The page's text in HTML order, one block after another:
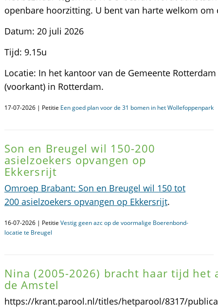
openbare hoorzitting. U bent van harte welkom
Datum: 20 juli 2026
Tijd: 9.15u
Locatie: In het kantoor van de Gemeente
(voorkant) in Rotterdam.
17-07-2026 | Petitie Een goed plan voor de 31 bomen in het Wollefoppenpark
Son en Breugel wil 150-200
asielzoekers opvangen op
Ekkersrijt
Omroep Brabant: Son en Breugel wil 150 tot
200 asielzoekers opvangen op Ekkersrijt.
16-07-2026 | Petitie Vestig geen azc op de voormalige Boerenbond-
locatie te Breugel
Nina (2005-2026) bracht haar tijd
de Amstel
https://krant.parool.nl/titles/hetparool/8317/